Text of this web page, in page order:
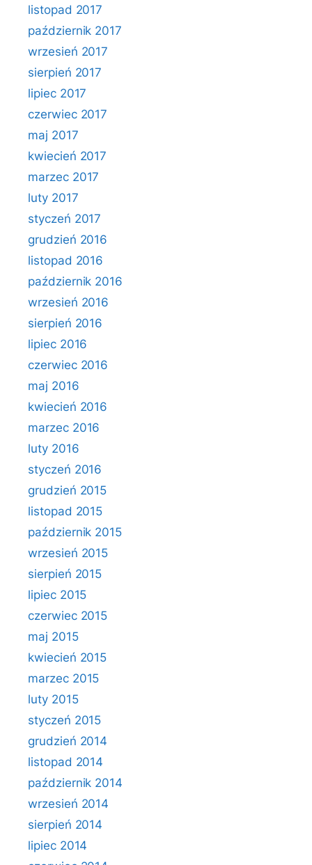
listopad 2017
październik 2017
wrzesień 2017
sierpień 2017
lipiec 2017
czerwiec 2017
maj 2017
kwiecień 2017
marzec 2017
luty 2017
styczeń 2017
grudzień 2016
listopad 2016
październik 2016
wrzesień 2016
sierpień 2016
lipiec 2016
czerwiec 2016
maj 2016
kwiecień 2016
marzec 2016
luty 2016
styczeń 2016
grudzień 2015
listopad 2015
październik 2015
wrzesień 2015
sierpień 2015
lipiec 2015
czerwiec 2015
maj 2015
kwiecień 2015
marzec 2015
luty 2015
styczeń 2015
grudzień 2014
listopad 2014
październik 2014
wrzesień 2014
sierpień 2014
lipiec 2014